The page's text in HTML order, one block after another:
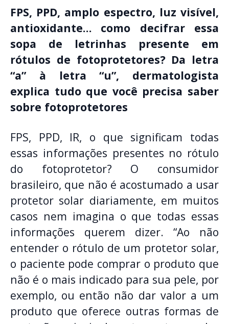
FPS, PPD, amplo espectro, luz visível,
antioxidante… como decifrar essa
sopa de letrinhas presente em
rótulos de fotoprotetores? Da letra
“a” à letra “u”, dermatologista
explica tudo que você precisa saber
sobre fotoprotetores
FPS, PPD, IR, o que significam todas
essas informações presentes no rótulo
do fotoprotetor? O consumidor
brasileiro, que não é acostumado a usar
protetor solar diariamente, em muitos
casos nem imagina o que todas essas
informações querem dizer. “Ao não
entender o rótulo de um protetor solar,
o paciente pode comprar o produto que
não é o mais indicado para sua pele, por
exemplo, ou então não dar valor a um
produto que oferece outras formas de